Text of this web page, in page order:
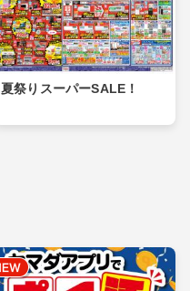
夏祭りスーパーSALE！